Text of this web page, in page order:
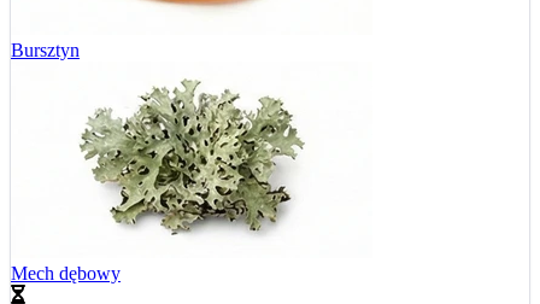
Bursztyn
Mech dębowy